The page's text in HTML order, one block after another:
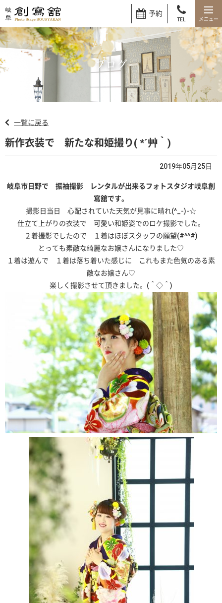
予約
TEL
ブログ
一覧に戻る
新作衣装で 新たな和姫撮り( *´艸｀)
2019年05月25日
岐阜市日野で 振袖撮影 レンタルが出来るフォトスタジオ岐阜創
寫舘です。
撮影日当日 心配されていた天気が見事に晴れ(^_-)-☆
仕立て上がりの衣装で 可愛い和姫姿でのロケ撮影でした。
２着撮影でしたので １着はほぼスタッフの願望(#^^#)
とっても素敵な綺麗なお嬢さんになりました♡
１着は遊んで １着は落ち着いた感じに これもまた色気のある素
敵なお嬢さん♡
楽しく撮影させて頂きました。(＾◇＾)